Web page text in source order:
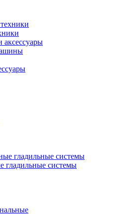
гладильные системы